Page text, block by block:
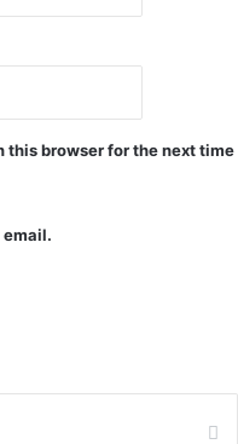
this browser for the next time